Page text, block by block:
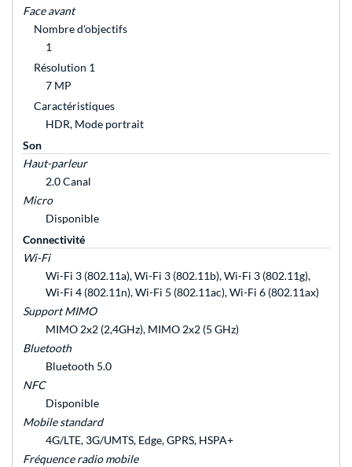
Face avant
Nombre d'objectifs
1
Résolution 1
7 MP
Caractéristiques
HDR, Mode portrait
Son
Haut-parleur
2.0 Canal
Micro
Disponible
Connectivité
Wi-Fi
Wi-Fi 3 (802.11a), Wi-Fi 3 (802.11b), Wi-Fi 3 (802.11g),
Wi-Fi 4 (802.11n), Wi-Fi 5 (802.11ac), Wi-Fi 6 (802.11ax)
Support MIMO
MIMO 2x2 (2,4GHz), MIMO 2x2 (5 GHz)
Bluetooth
Bluetooth 5.0
NFC
Disponible
Mobile standard
4G/LTE, 3G/UMTS, Edge, GPRS, HSPA+
Fréquence radio mobile